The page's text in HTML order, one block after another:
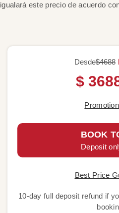
igualará este precio de acuerdo
Desde$4688
$
BOOK
Deposit
Best Price
10-day full deposit refund if